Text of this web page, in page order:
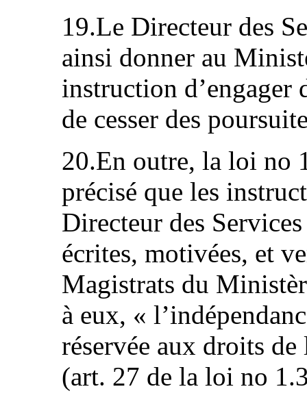
19.Le Directeur des
ainsi donner au
instruction d’engager
de cesser des
20.En outre, la loi no
précisé que les
Directeur des
écrites, motivées, et
Magistrats du
à eux, «
réservée aux droits de
(art. 27 de la loi no